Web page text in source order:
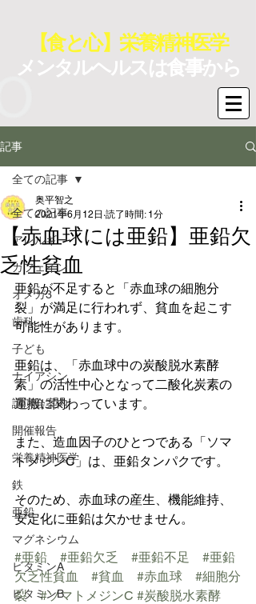
【食と心】栄養精神医学
メンタルヘルスは食事から
記事
全ての記事
アレルギー
カフェイン
オメガ3
歯科
子ども
ナイアシン
講演会案内
開催報告
栄養精神医学
鉄
亜鉛
マグネシウム
ビタミンA
ビタミンB
全ての記事
【赤血球には亜鉛】亜鉛欠
乏性貧血
奥平智之
2021年6月12日 読了時間: 1分
亜鉛が不足すると「赤血球の細胞分
裂」が満足に行われず、貧血を起こす
可能性があります。
亜鉛は、「赤血球中の炭酸脱水素酵
素」の活性中心となって二酸化炭素の
運搬に関わっています。
また、造血因子のひとつである「ソマ
トメジンC」は、亜鉛タンパクです。
そのため、赤血球の産生、機能維持、
安定化に亜鉛は欠かせません。
#亜鉛 #亜鉛欠乏 #亜鉛不足
#亜鉛
欠乏性貧血
#貧血 #赤血球
#細胞分
裂
#ソマトメジンC #炭酸脱水素酵